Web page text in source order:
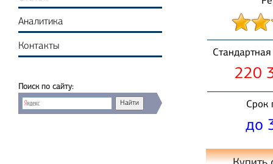
Аналитика
Контакты
Поиск по сайту:
220
Срок
до